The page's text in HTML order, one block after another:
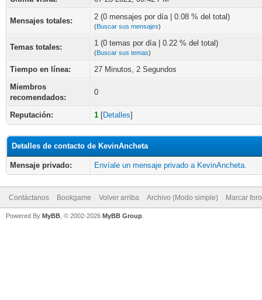
Mensajes totales: 2 (0 mensajes por día | 0.08 % del total)
(Buscar sus mensajes)
Temas totales: 1 (0 temas por día | 0.22 % del total)
(Buscar sus temas)
Tiempo en línea:
27 Minutos, 2 Segundos
Miembros
recomendados:
0
Reputación: 1 [Detalles]
Detalles de contacto de KevinAncheta
Mensaje privado: Envíale un mensaje privado a KevinAncheta.
Contáctanos Bookgame Volver arriba Archivo (Modo simple) Marcar
Powered By MyBB , © 2002-2026 MyBB Group